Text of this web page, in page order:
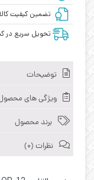
تضمین کیفیت
تحویل سریع در
توضیحات
ویژگی های
برند محصول
نظرات (0)